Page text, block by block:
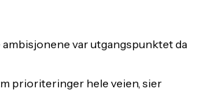
var utgangspunktet da
prioriteringer hele veien, sier